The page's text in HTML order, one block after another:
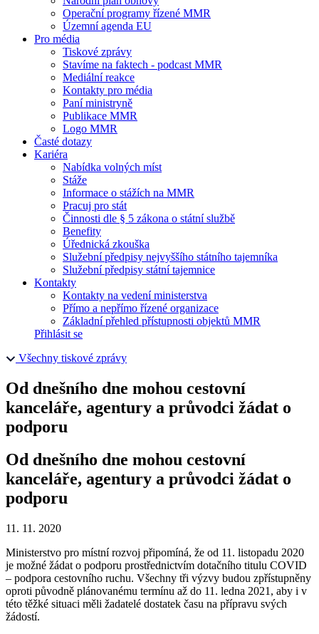
Operační programy řízené MMR
Územní agenda EU
Pro média
Tiskové zprávy
Stavíme na faktech - podcast MMR
Mediální reakce
Kontakty pro média
Paní ministryně
Publikace MMR
Logo MMR
Časté dotazy
Kariéra
Nabídka volných míst
Stáže
Informace o stážích na MMR
Pracuj pro stát
Činnosti dle § 5 zákona o státní službě
Benefity
Úřednická zkouška
Služební předpisy nejvyššího státního tajemníka
Služební předpisy státní tajemnice
Kontakty
Kontakty na vedení ministerstva
Přímo a nepřímo řízené organizace
Základní přehled přístupnosti objektů MMR
Přihlásit se
Všechny tiskové zprávy
Od dnešního dne mohou cestovní
kanceláře, agentury a průvodci žádat o
podporu
Od dnešního dne mohou cestovní
kanceláře, agentury a průvodci žádat o
podporu
11. 11. 2020
Ministerstvo pro místní rozvoj připomíná, že od 11. listopadu 2020
je možné žádat o podporu prostřednictvím dotačního titulu COVID
– podpora cestovního ruchu. Všechny tři výzvy budou zpřístupněny
oproti původně plánovanému termínu až do 11. ledna 2021, aby i v
této těžké situaci měli žadatelé dostatek času na přípravu svých
žádostí.